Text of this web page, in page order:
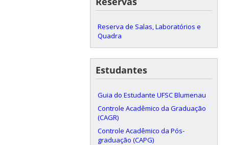
Reserva de Salas, Laboratórios e
Quadra
Estudantes
Guia do Estudante UFSC Blumenau
Controle Acadêmico da Graduação
(CAGR)
Controle Acadêmico da Pós-
graduação (CAPG)